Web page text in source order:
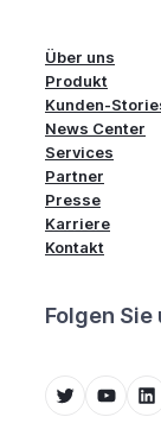
Über uns
Produkt
Kunden-
News Center
Services
Partner
Presse
Karriere
Kontakt
Folgen Sie
Twitter YouTube LinkedIn